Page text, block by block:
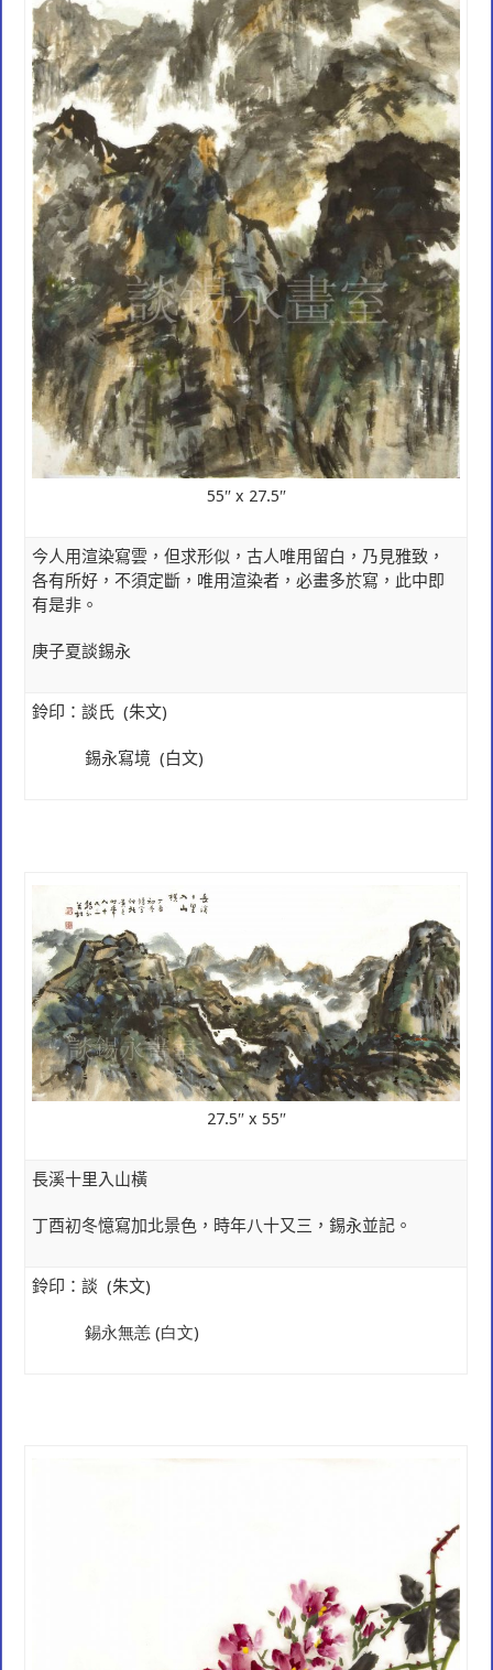
55″ x 27.5″
今人用渲染寫雲，但求形似，古人唯用留白，乃見雅致，
各有所好，不須定斷，唯用渲染者，必畫多於寫，此中即
有是非。
庚子夏談錫永
鈴印：談氏 (朱文)
錫永寫境 (白文)
27.5″ x 55″
長溪十里入山橫
丁酉初冬憶寫加北景色，時年八十又三，錫永並記。
鈴印：談 (朱文)
錫永無恙 (白文)